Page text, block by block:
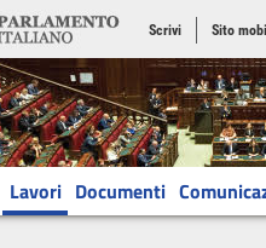
Scrivi Sito
Lavori Documenti